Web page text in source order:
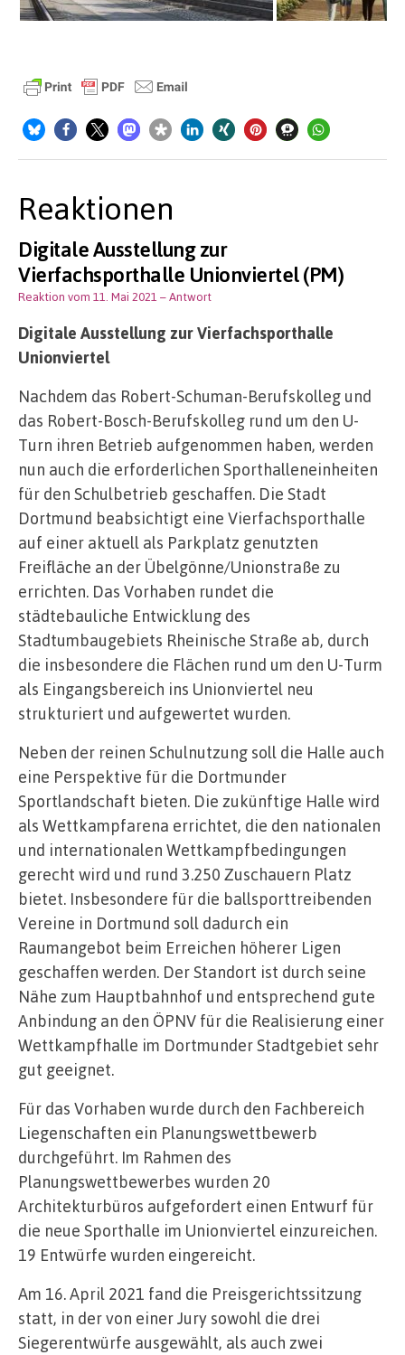
Reaktionen
Digitale Ausstellung zur
Vierfachsporthalle Unionviertel (PM)
Reaktion vom 11. Mai 2021 – Antwort
Digitale Ausstellung zur Vierfachsporthalle
Unionviertel
Nachdem das Robert-Schuman-Berufskolleg und
das Robert-Bosch-Berufskolleg rund um den U-
Turn ihren Betrieb aufgenommen haben, werden
nun auch die erforderlichen Sporthalleneinheiten
für den Schulbetrieb geschaffen. Die Stadt
Dortmund beabsichtigt eine Vierfachsporthalle
auf einer aktuell als Parkplatz genutzten
Freifläche an der Übelgönne/Unionstraße zu
errichten. Das Vorhaben rundet die
städtebauliche Entwicklung des
Stadtumbaugebiets Rheinische Straße ab, durch
die insbesondere die Flächen rund um den U-Turm
als Eingangsbereich ins Unionviertel neu
strukturiert und aufgewertet wurden.
Neben der reinen Schulnutzung soll die Halle auch
eine Perspektive für die Dortmunder
Sportlandschaft bieten. Die zukünftige Halle wird
als Wettkampfarena errichtet, die den nationalen
und internationalen Wettkampfbedingungen
gerecht wird und rund 3.250 Zuschauern Platz
bietet. Insbesondere für die ballsporttreibenden
Vereine in Dortmund soll dadurch ein
Raumangebot beim Erreichen höherer Ligen
geschaffen werden. Der Standort ist durch seine
Nähe zum Hauptbahnhof und entsprechend gute
Anbindung an den ÖPNV für die Realisierung einer
Wettkampfhalle im Dortmunder Stadtgebiet sehr
gut geeignet.
Für das Vorhaben wurde durch den Fachbereich
Liegenschaften ein Planungswettbewerb
durchgeführt. Im Rahmen des
Planungswettbewerbes wurden 20
Architekturbüros aufgefordert einen Entwurf für
die neue Sporthalle im Unionviertel einzureichen.
19 Entwürfe wurden eingereicht.
Am 16. April 2021 fand die Preisgerichtssitzung
statt, in der von einer Jury sowohl die drei
Siegerentwürfe ausgewählt, als auch zwei